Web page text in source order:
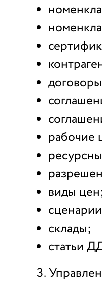
рабочие
виды
склады;
статьи